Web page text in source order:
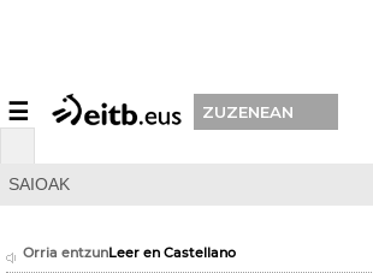
☰ ZUZENEAN
SAIOAK
Orria entzunLeer en Castellano